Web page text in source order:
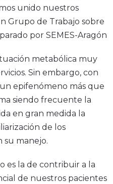
unido nuestros
Grupo de Trabajo sobre
por SEMES-Aragón
metabólica muy
Sin embargo, con
epifenómeno más que
siendo frecuente la
en gran medida la
de los
su manejo.
es la de contribuir a la
de nuestros pacientes